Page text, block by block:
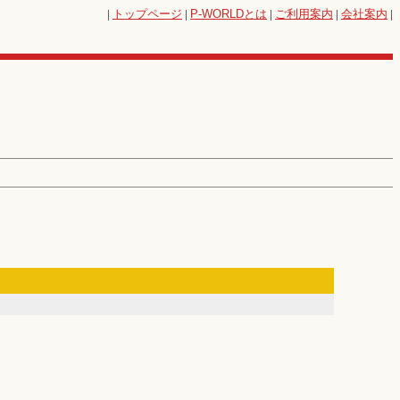
| トップページ | P-WORLDとは | ご利用案内 | 会社案内 |